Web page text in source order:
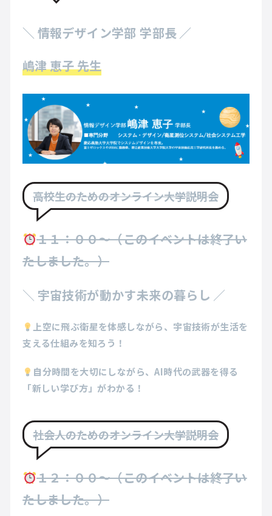
＼ 情報デザイン学部 学部長 ／
嶋津 恵子 先生
高校生のためのオンライン大学説明会
１１：００～（このイベントは終了い
たしました。）
＼ 宇宙技術が動かす未来の暮らし ／
上空に飛ぶ衛星を体感しながら、宇宙技術が生活を
支える仕組みを知ろう！
自分時間を大切にしながら、AI時代の武器を得る
「新しい学び方」がわかる！
社会人のためのオンライン大学説明会
１２：００～（このイベントは終了い
たしました。）